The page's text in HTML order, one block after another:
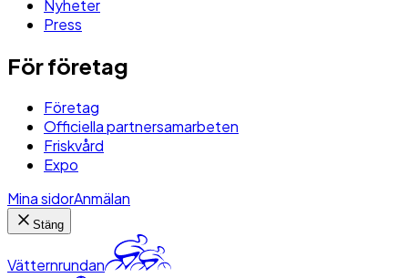
Nyheter
Press
För företag
Företag
Officiella partnersamarbeten
Friskvård
Expo
Mina sidorAnmälan
Stäng
Vätternrundan